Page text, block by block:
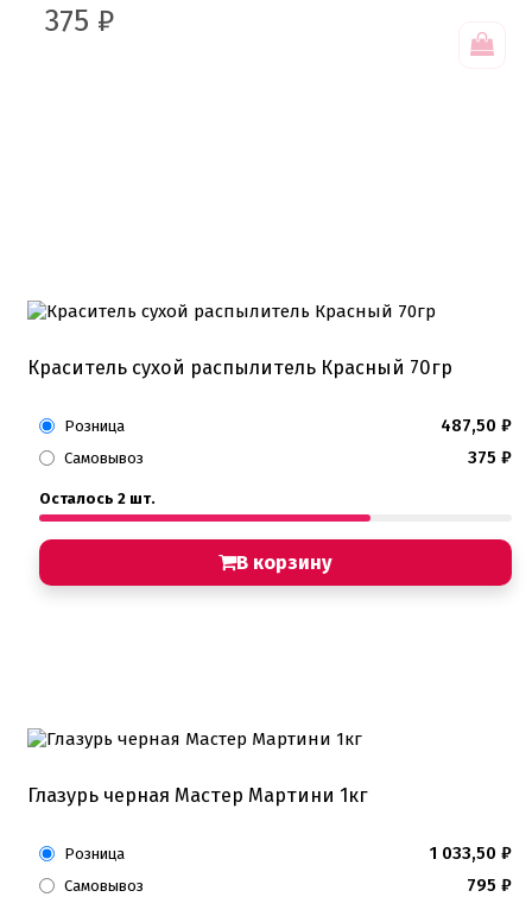
375 ₽
Краситель сухой распылитель Красный 70гр
Розница 487,50 ₽
Самовывоз 375 ₽
Осталось 2 шт.
В корзину
Глазурь черная Мастер Мартини 1кг
Розница 1 033,50 ₽
Самовывоз 795 ₽